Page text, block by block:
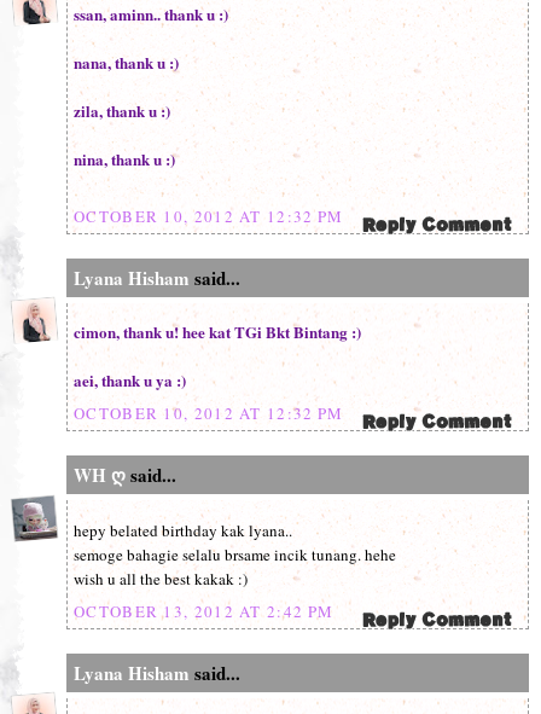
ssan, aminn.. thank u :)
nana, thank u :)
zila, thank u :)
nina, thank u :)
OCTOBER 10, 2012 AT 12:32 PM
Lyana Hisham said...
cimon, thank u! hee kat TGi Bkt Bintang :)
aei, thank u ya :)
OCTOBER 10, 2012 AT 12:32 PM
WH ღsaid...
hepy belated birthday kak lyana..
semoge bahagie selalu brsame incik tunang. hehe
wish u all the best kakak :)
OCTOBER 13, 2012 AT 2:42 PM
Lyana Hisham said...